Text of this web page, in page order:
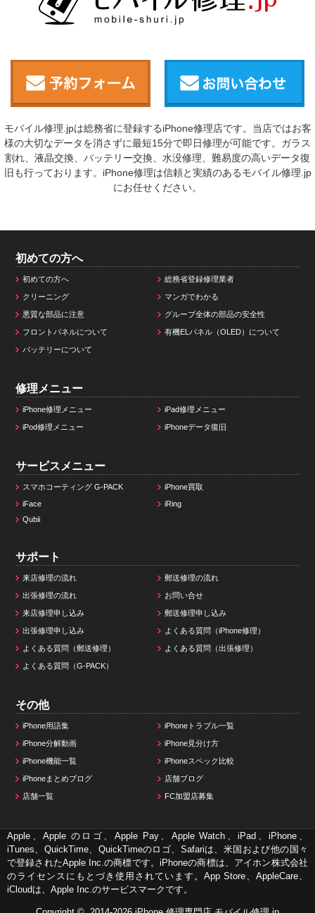
モバイル修理.jpは総務省に登録するiPhone修理店です。当店ではお客
様の大切なデータを消さずに最短15分で即日修理が可能です。ガラス
割れ、液晶交換、バッテリー交換、水没修理、難易度の高いデータ復
旧も行っております。iPhone修理は信頼と実績のあるモバイル修理.jp
にお任せください。
初めての方へ
初めての方へ 総務省登録修理業者
クリーニング マンガでわかる
悪質な部品に注意 グループ全体の部品の安全性
フロントパネルについて 有機ELパネル（OLED）について
バッテリーについて
修理メニュー
iPhone修理メニュー iPad修理メニュー
iPod修理メニュー iPhoneデータ復旧
サービスメニュー
スマホコーティング G-PACK
iPhone買取
iFace
iRing
Qubii
サポート
来店修理の流れ 郵送修理の流れ
出張修理の流れ お問い合せ
来店修理申し込み 郵送修理申し込み
出張修理申し込み よくある質問（iPhone修理）
よくある質問（郵送修理） よくある質問（出張修理）
よくある質問（G-PACK）
その他
iPhone用語集 iPhoneトラブル一覧
iPhone分解動画 iPhone見分け方
iPhone機能一覧 iPhoneスペック比較
iPhoneまとめブログ 店舗ブログ
店舗一覧 FC加盟店募集
Apple、Apple のロゴ、Apple Pay、Apple Watch、iPad、iPhone、
iTunes、QuickTime、QuickTimeのロゴ、Safariは、米国および他の国々
で登録されたApple Inc.の商標です。iPhoneの商標は、アイホン株式会社
のライセンスにもとづき使用されています。App Store、AppleCare、
iCloudは、Apple Inc.のサービスマークです。